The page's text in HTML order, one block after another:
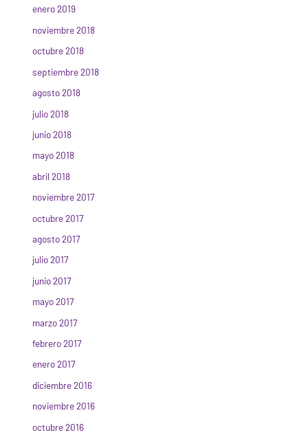
enero 2019
noviembre 2018
octubre 2018
septiembre 2018
agosto 2018
julio 2018
junio 2018
mayo 2018
abril 2018
noviembre 2017
octubre 2017
agosto 2017
julio 2017
junio 2017
mayo 2017
marzo 2017
febrero 2017
enero 2017
diciembre 2016
noviembre 2016
octubre 2016